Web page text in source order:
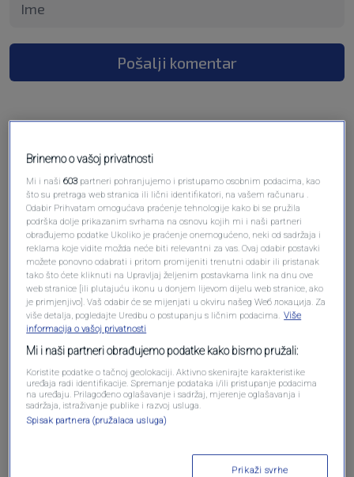
Pošalji komentar
Oglas
Brinemo o vašoj privatnosti
Mi i naši603 partneri pohranjujemo i pristupamo osobnim podacima, kao
što su pretraga web stranica ili lični identifikatori, na vašem računaru .
Odabir Prihvatam omogućava praćenje tehnologije kako bi se pružila
podrška dolje prikazanim svrhama na osnovu kojih mi i naši partneri
obrađujemo podatke Ukoliko je praćenje onemogućeno, neki od sadržaja i
reklama koje vidite možda neće biti relevantni za vas. Ovaj odabir postavki
možete ponovno odabrati i pritom promijeniti trenutni odabir ili pristanak
tako što ćete kliknuti na Upravljaj željenim postavkama link na dnu ove
web stranice [ili plutajuću ikonu u donjem lijevom dijelu web stranice, ako
je primjenjivo]. Vaš odabir će se mijenjati u okviru našeg Wеб локација. Za
više detalja, pogledajte Uredbu o postupanju s ličnim podacima. Više
informacija o vašoj privatnosti
Mi i naši partneri obrađujemo podatke kako bismo pružali:
Koristite podatke o tačnoj geolokaciji. Aktivno skenirajte karakteristike
uređaja radi identifikacije. Spremanje podataka i/ili pristupanje podacima
na uređaju. Prilagođeno oglašavanje i sadržaj, mjerenje oglašavanja i
sadržaja, istraživanje publike i razvoj usluga.
Spisak partnera (pružalaca usluga)
Prikaži svrhe